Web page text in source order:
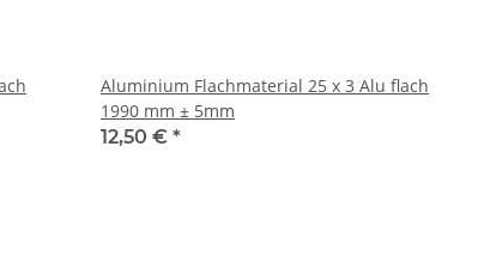
Aluminium Flachmaterial 25 x 3 Alu flach
1990 mm ± 5mm
12,50 € *